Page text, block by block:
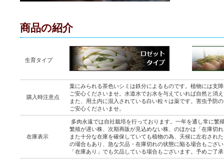
商品の紹介
生育タイプ
購入時注意点
葉にみられる茶色いシミは鉄分によるものです。植物には支
ご安心くださいませ。水道水でお水を与えていれば自然と消
また、用土内に混入されている白い粒々は薬です。害虫予防
ご安心くださいませ。
在庫表示
多肉永遠では自社栽培を行っております。一年を通し常に繁
繁殖が遅い株、次期再販が見込めない株、のほかは「在庫切
また十分な在庫を確保していても植物の為、天候に左右され
の場合もあり、急な欠品・在庫切れの状態に陥る場合もござ
「在庫あり」でも欠品している場合もございます。予めご了